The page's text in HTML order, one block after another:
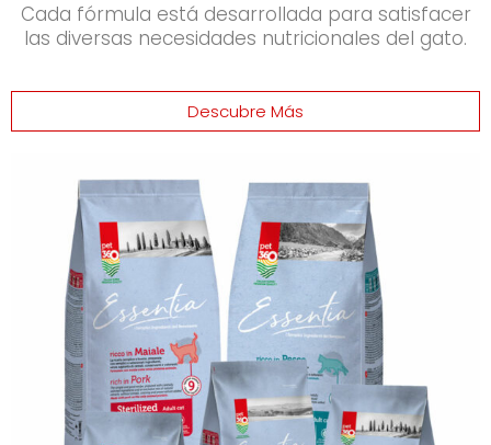
Cada fórmula está desarrollada para satisfacer
las diversas necesidades nutricionales del gato.
Descubre Más